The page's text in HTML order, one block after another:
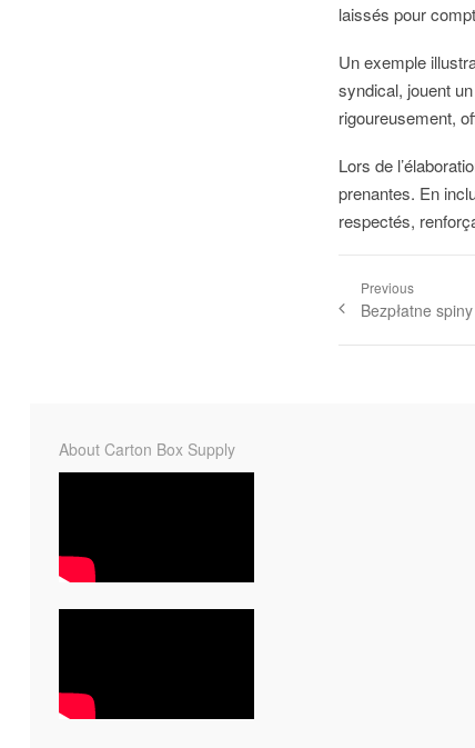
laissés pour
Un exemple
syndical, jouent
rigoureusement,
Lors de
prenantes. En
respectés,
Previous
Bezpłatne
About Carton Box Supply